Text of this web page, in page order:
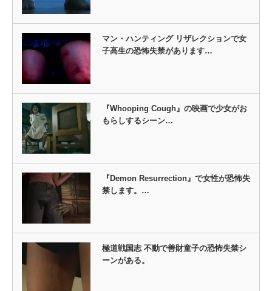
マン・ハンティング リザレクションで女
子高生の恐怖失禁があります…
『Whooping Cough』の映画で少女がお
もらしするシーン…
『Demon Resurrection』で女性が恐怖失
禁します。…
極道戦国志 不動で善財童子の恐怖失禁シ
ーンがある。